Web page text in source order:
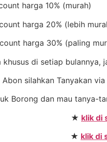
harga 10% (murah)
harga 20% (lebih
harga 30% (paling
di setiap bulannya,
silahkan Tanyakan
Borong dan mau tanya-
★ klik di
★ klik di